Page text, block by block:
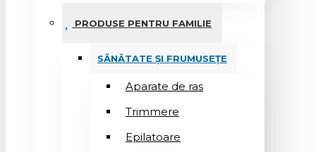
PRODUSE PENTRU FAMILIE
SĂNĂTATE ȘI FRUMUSEȚE
Aparate de ras
Trimmere
Epilatoare